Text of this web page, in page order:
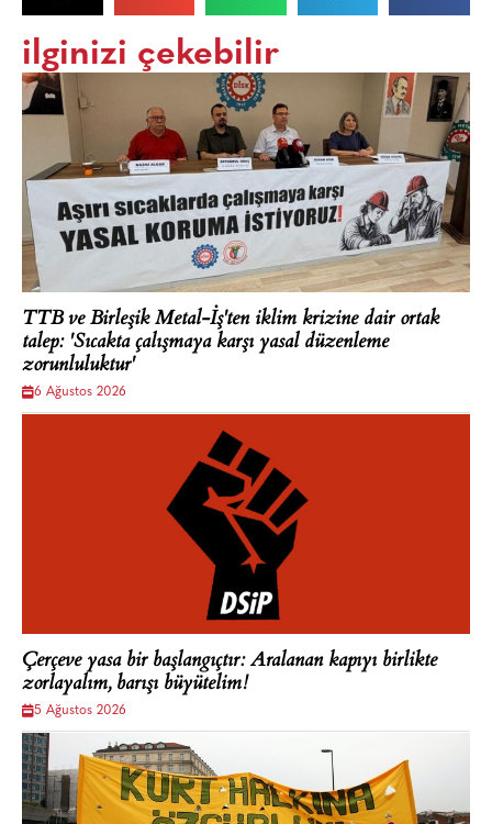
ilginizi çekebilir
TTB ve Birleşik Metal-İş'ten iklim krizine dair ortak
talep: 'Sıcakta çalışmaya karşı yasal düzenleme
zorunluluktur'
6 Ağustos 2026
Çerçeve yasa bir başlangıçtır: Aralanan kapıyı birlikte
zorlayalım, barışı büyütelim!
5 Ağustos 2026